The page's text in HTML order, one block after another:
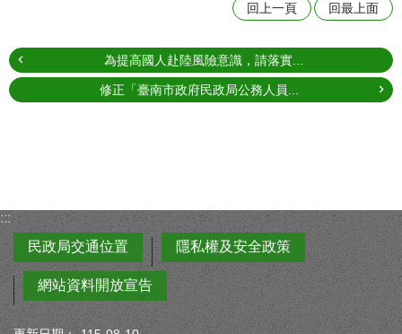
回上一頁 回最上面
為提高國人赴陸風險意識，請落實...
修正「臺南市政府民政局公務人員...
:::
民政局交通位置
隱私權及安全政策
網站資料開放宣告